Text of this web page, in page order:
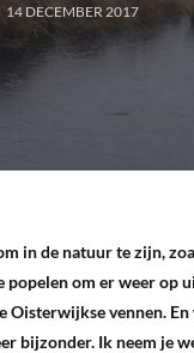
14 DECEMBER 2017
in de natuur te zijn,
popelen om er weer op
vennen.
bijzonder. Ik neem je